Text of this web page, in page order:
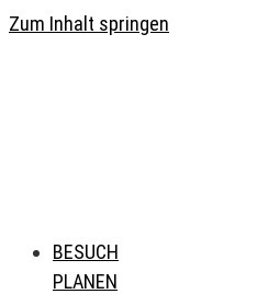
Zum Inhalt springen
BESUCH
PLANEN